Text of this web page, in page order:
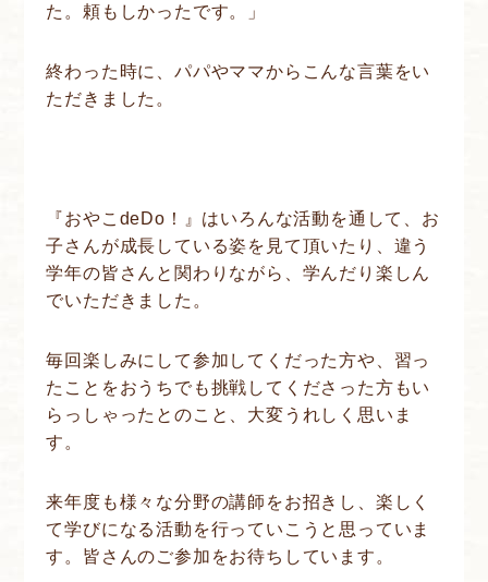
た。頼もしかったです。」
終わった時に、パパやママからこんな言葉をい
ただきました。
『おやこdeDo！』はいろんな活動を通して、お
子さんが成長している姿を見て頂いたり、違う
学年の皆さんと関わりながら、学んだり楽しん
でいただきました。
毎回楽しみにして参加してくだった方や、習っ
たことをおうちでも挑戦してくださった方もい
らっしゃったとのこと、大変うれしく思いま
す。
来年度も様々な分野の講師をお招きし、楽しく
て学びになる活動を行っていこうと思っていま
す。皆さんのご参加をお待ちしています。